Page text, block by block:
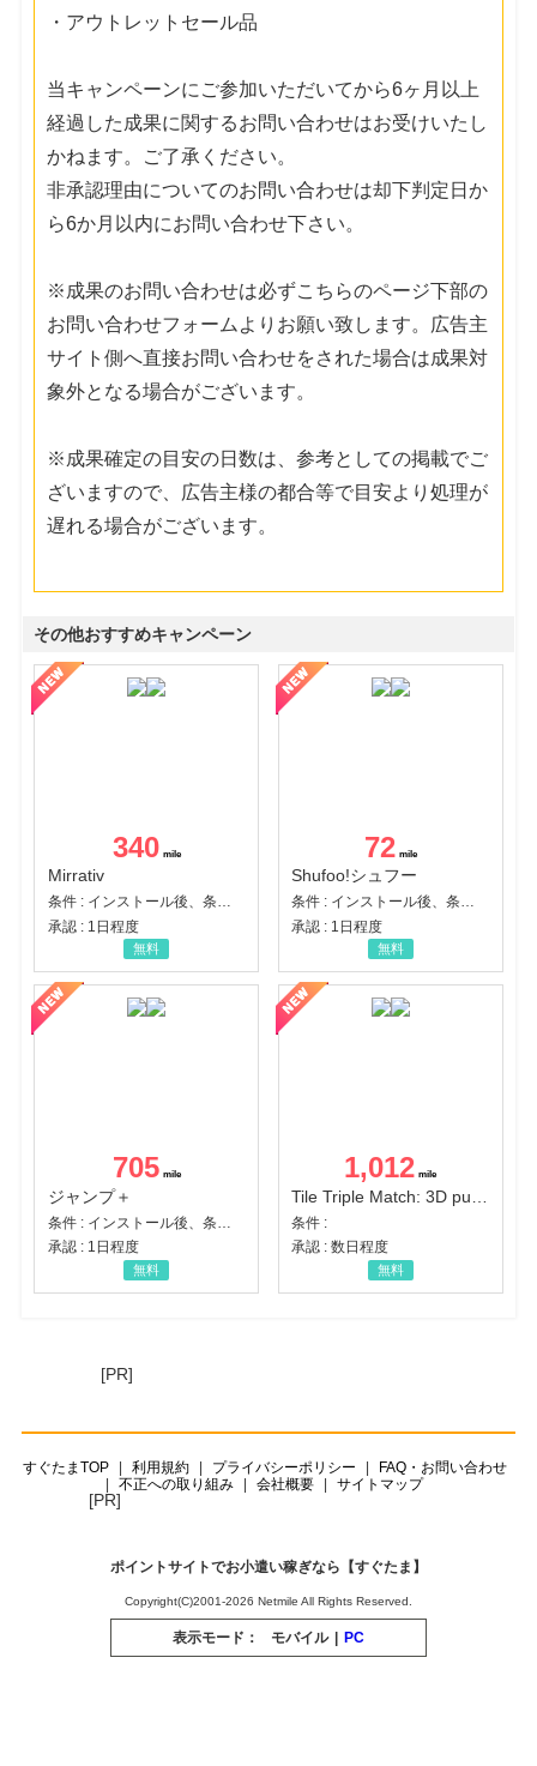
・アウトレットセール品
当キャンペーンにご参加いただいてから6ヶ月以上
経過した成果に関するお問い合わせはお受けいたし
かねます。ご了承ください。
非承認理由についてのお問い合わせは却下判定日か
ら6か月以内にお問い合わせ下さい。
※成果のお問い合わせは必ずこちらのページ下部の
お問い合わせフォームよりお願い致します。広告主
サイト側へ直接お問い合わせをされた場合は成果対
象外となる場合がございます。
※成果確定の目安の日数は、参考としての掲載でご
ざいますので、広告主様の都合等で目安より処理が
遅れる場合がございます。
その他おすすめキャンペーン
340
Mirrativ
条件 : インストール後、条件達成
承認 : 1日程度
無料
72
Shufoo!シュフー
条件 : インストール後、条件達成
承認 : 1日程度
無料
705
ジャンプ＋
承認 : 1日程度
無料
1,012
条件 :
承認 : 数日程度
無料
[PR]
すぐたまTOP 利用規約 プライバシーポリシー
FAQ・お問い合わせ
不正への取り組み
会社概要 サイトマップ
[PR]
ポイントサイトでお小遣い稼ぎなら【すぐたま】
Copyright(C)2001-2026 Netmile All Rights Reserved.
表示モード： モバイル | PC